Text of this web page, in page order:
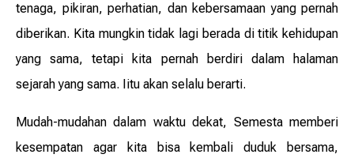
tenaga, pikiran, perhatian, dan kebersamaan yang pernah
diberikan. Kita mungkin tidak lagi berada di titik kehidupan
yang sama, tetapi kita pernah berdiri dalam halaman
sejarah yang sama. Iitu akan selalu berarti.
Mudah-mudahan dalam waktu dekat, Semesta memberi
kesempatan agar kita bisa kembali duduk bersama,